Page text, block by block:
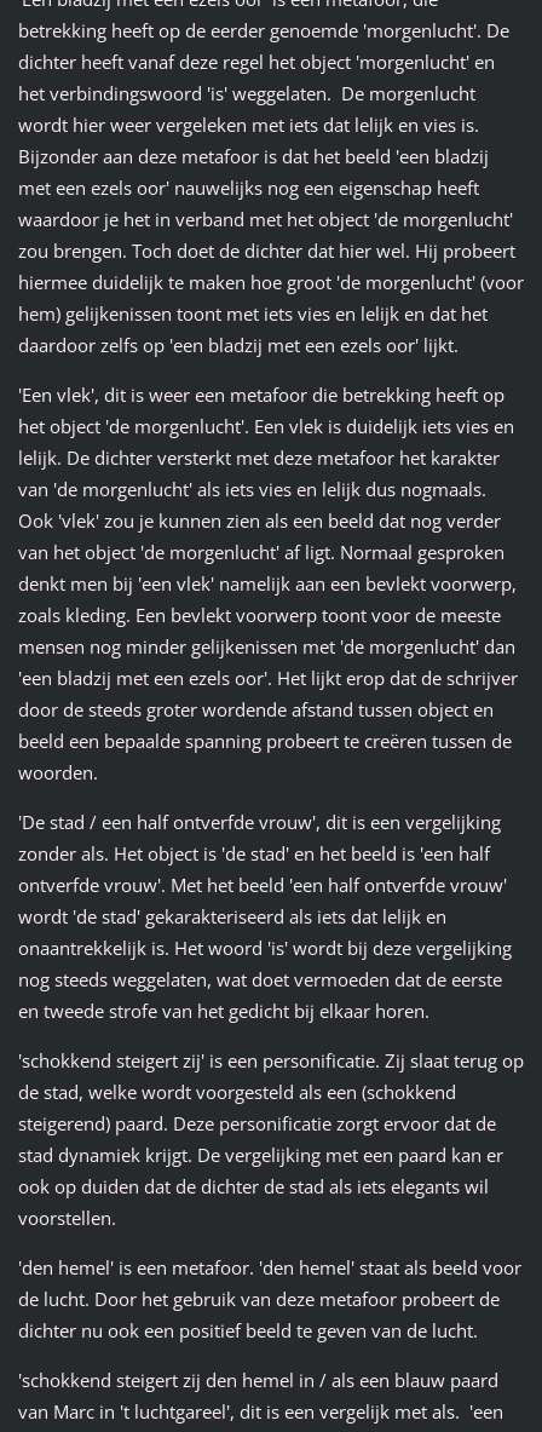
betrekking heeft op de eerder genoemde 'morgenlucht'. De
dichter heeft vanaf deze regel het object 'morgenlucht' en
het verbindingswoord 'is' weggelaten. De morgenlucht
wordt hier weer vergeleken met iets dat lelijk en vies is.
Bijzonder aan deze metafoor is dat het beeld 'een bladzij
met een ezels oor' nauwelijks nog een eigenschap heeft
waardoor je het in verband met het object 'de morgenlucht'
zou brengen. Toch doet de dichter dat hier wel. Hij probeert
hiermee duidelijk te maken hoe groot 'de morgenlucht' (voor
hem) gelijkenissen toont met iets vies en lelijk en dat het
daardoor zelfs op 'een bladzij met een ezels oor' lijkt.
'Een vlek', dit is weer een metafoor die betrekking heeft op
het object 'de morgenlucht'. Een vlek is duidelijk iets vies en
lelijk. De dichter versterkt met deze metafoor het karakter
van 'de morgenlucht' als iets vies en lelijk dus nogmaals.
Ook 'vlek' zou je kunnen zien als een beeld dat nog verder
van het object 'de morgenlucht' af ligt. Normaal gesproken
denkt men bij 'een vlek' namelijk aan een bevlekt voorwerp,
zoals kleding. Een bevlekt voorwerp toont voor de meeste
mensen nog minder gelijkenissen met 'de morgenlucht' dan
'een bladzij met een ezels oor'. Het lijkt erop dat de schrijver
door de steeds groter wordende afstand tussen object en
beeld een bepaalde spanning probeert te creëren tussen de
woorden.
'De stad / een half ontverfde vrouw', dit is een vergelijking
zonder als. Het object is 'de stad' en het beeld is 'een half
ontverfde vrouw'. Met het beeld 'een half ontverfde vrouw'
wordt 'de stad' gekarakteriseerd als iets dat lelijk en
onaantrekkelijk is. Het woord 'is' wordt bij deze vergelijking
nog steeds weggelaten, wat doet vermoeden dat de eerste
en tweede strofe van het gedicht bij elkaar horen.
'schokkend steigert zij' is een personificatie. Zij slaat terug op
de stad, welke wordt voorgesteld als een (schokkend
steigerend) paard. Deze personificatie zorgt ervoor dat de
stad dynamiek krijgt. De vergelijking met een paard kan er
ook op duiden dat de dichter de stad als iets elegants wil
voorstellen.
'den hemel' is een metafoor. 'den hemel' staat als beeld voor
de lucht. Door het gebruik van deze metafoor probeert de
dichter nu ook een positief beeld te geven van de lucht.
'schokkend steigert zij den hemel in / als een blauw paard
van Marc in 't luchtgareel', dit is een vergelijk met als. 'een